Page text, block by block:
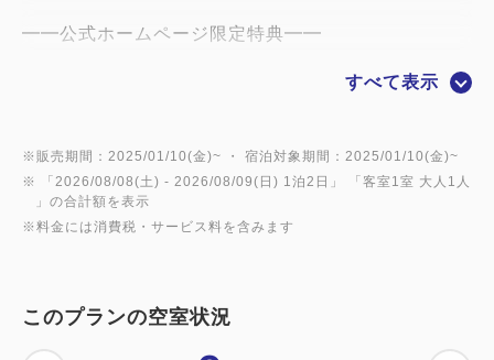
━━公式ホームページ限定特典━━
━━当館こだわりのポイント━━
■全客室に43型壁掛けAndroid TV導入！YouTube・
Netflixなどの番組が視聴可能です
■SHARPプラズマクラスター加湿空気清浄機完備
すべて表示
※販売期間：2025/01/10(金)~ ・ 宿泊対象期間：2025/01/10(金)~
※ 「 2026/08/08(土) - 2026/08/09(日) 1泊2日 」 「客室1室 大人1人
」の合計額を表示
※料金には消費税・サービス料を含みます
このプランの空室状況